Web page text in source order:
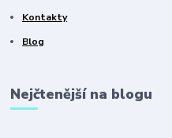
Kontakty
Blog
Nejčtenější na blogu